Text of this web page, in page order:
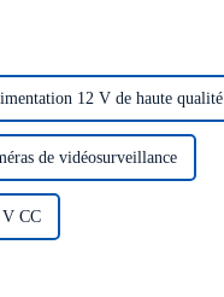
12 V de haute qualité
de vidéosurveillance
V CC